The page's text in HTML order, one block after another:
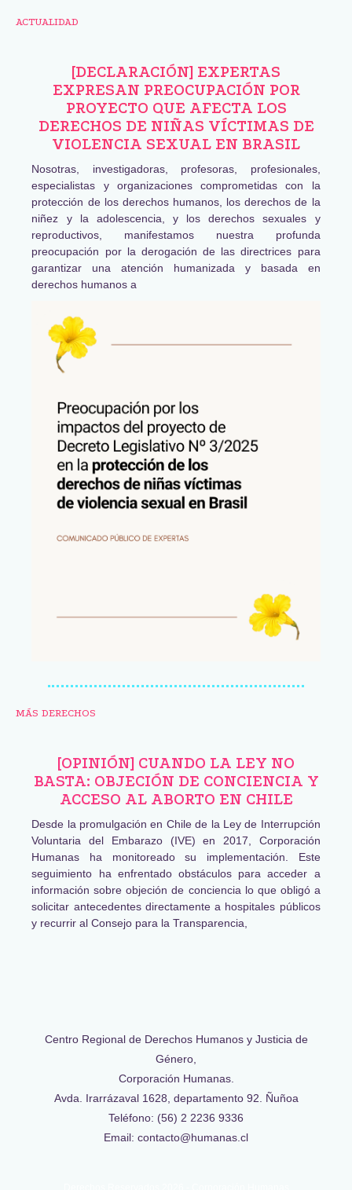
ACTUALIDAD
[DECLARACIÓN] EXPERTAS
EXPRESAN PREOCUPACIÓN POR
PROYECTO QUE AFECTA LOS
DERECHOS DE NIÑAS VÍCTIMAS DE
VIOLENCIA SEXUAL EN BRASIL
Nosotras, investigadoras, profesoras, profesionales,
especialistas y organizaciones comprometidas con la
protección de los derechos humanos, los derechos de la
niñez y la adolescencia, y los derechos sexuales y
reproductivos, manifestamos nuestra profunda
preocupación por la derogación de las directrices para
garantizar una atención humanizada y basada en
derechos humanos a
MÁS DERECHOS
[OPINIÓN] CUANDO LA LEY NO
BASTA: OBJECIÓN DE CONCIENCIA Y
ACCESO AL ABORTO EN CHILE
Desde la promulgación en Chile de la Ley de Interrupción
Voluntaria del Embarazo (IVE) en 2017, Corporación
Humanas ha monitoreado su implementación. Este
seguimiento ha enfrentado obstáculos para acceder a
información sobre objeción de conciencia lo que obligó a
solicitar antecedentes directamente a hospitales públicos
y recurrir al Consejo para la Transparencia,
Centro Regional de Derechos Humanos y Justicia de
Género,
Corporación Humanas.
Avda. Irarrázaval 1628, departamento 92. Ñuñoa
Teléfono: (56) 2 2236 9336
Email: contacto@humanas.cl